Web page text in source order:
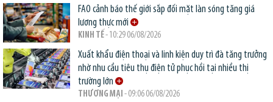
FAO cảnh báo thế giới sắp đối mặt làn sóng tăng giá
lương thực mới
KINH TẾ- 10:29 06/08/2026
Xuất khẩu điện thoại và linh kiện duy trì đà tăng trưởng
nhờ nhu cầu tiêu thụ điện tử phục hồi tại nhiều thị
trường lớn
THƯƠNG MẠI - 09:06 06/08/2026